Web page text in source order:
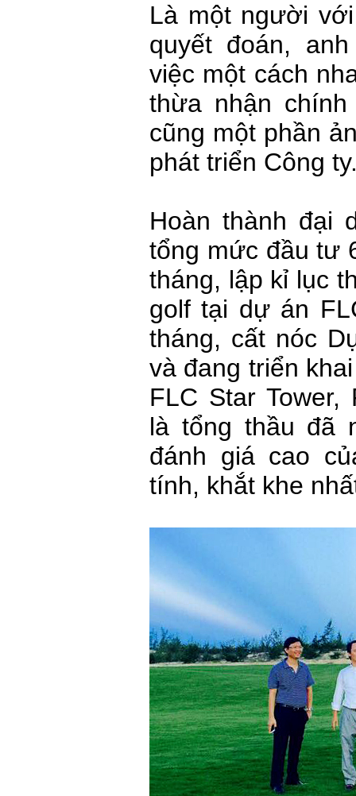
Là một người
quyết đoán,
việc một cách
thừa nhận
cũng một phần
phát triển
Hoàn thành đại
tổng mức đầu tư
tháng, lập kỉ lục
golf tại dự án
tháng, cất nóc
và đang triển
FLC Star Tower,
là tổng thầu đã
đánh giá cao
tính, khắt khe